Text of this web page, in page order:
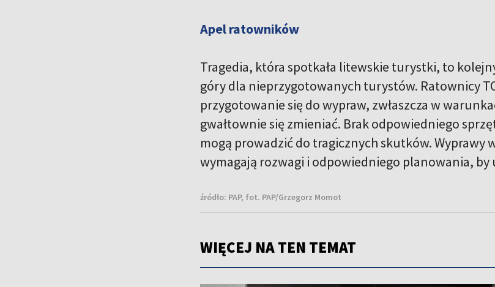
Apel ratowników
Tragedia, która spotkała litewskie turystki, to
góry dla nieprzygotowanych turystów. Ratownicy
przygotowanie się do wypraw, zwłaszcza w
gwałtownie się zmieniać. Brak odpowiedniego
mogą prowadzić do tragicznych skutków.
wymagają rozwagi i odpowiedniego planowania,
źródło: PAP, fot. PAP/Grzegorz Momot
WIĘCEJ NA TEN TEMAT